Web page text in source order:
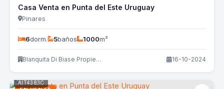
Casa Venta en Punta del Este Uruguay
Pinares
6dorm. 5baños 1000m²
Blanquita Di Biase Propiedades 16-10-2024
AIT4383C